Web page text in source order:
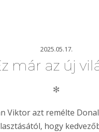
2025.05.17.
már az új
✻
Viktor azt remélte
hogy